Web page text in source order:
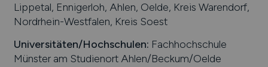
Lippetal, Ennigerloh, Ahlen, Oelde, Kreis Warendorf,
Nordrhein-Westfalen, Kreis Soest
Universitäten/Hochschulen: Fachhochschule
Münster am Studienort Ahlen/Beckum/Oelde